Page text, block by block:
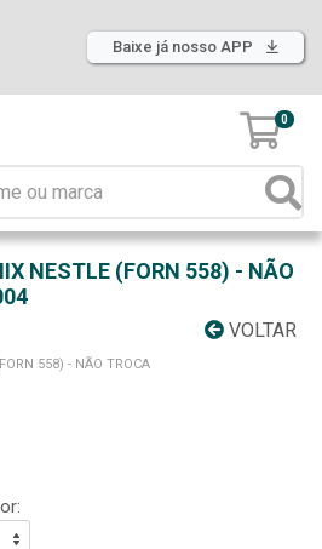
Baixe já nosso APP
0
NESTLE (FORN 558) - NÃO
VOLTAR
558) - NÃO TROCA